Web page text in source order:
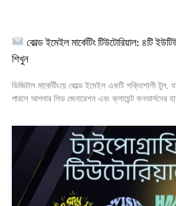
কোল্ড ইমেইল মার্কেটিং টিউটোরিয়াল: ৪টি
শিখুন
ডিজিটাল মার্কেটিংয়ে কোল্ড ইমেইল একটি শক্তিশালী টুল,
পারলে আপনার লিড জেনারেশন এবং ক্লায়েন্ট কনভার্সনের